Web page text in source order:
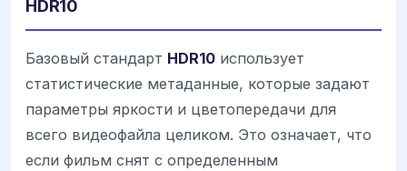
HDR10
Базовый стандарт HDR10 использует
статистические метаданные, которые задают
параметры яркости и цветопередачи для
всего видеофайла целиком. Это означает, что
если фильм снят с определенным